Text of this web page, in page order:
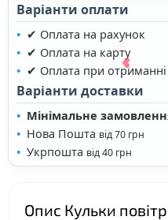
Варіанти оплати
✔ Оплата на рахунок
✔ Оплата на карту
✔ Оплата при отриманні
Варіанти доставки
Мінімальне
Нова Пошта від 70 грн
Укрпошта від 40 грн
Опис Кульки